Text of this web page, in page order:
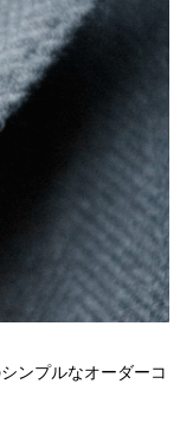
ンプルなオーダーコ